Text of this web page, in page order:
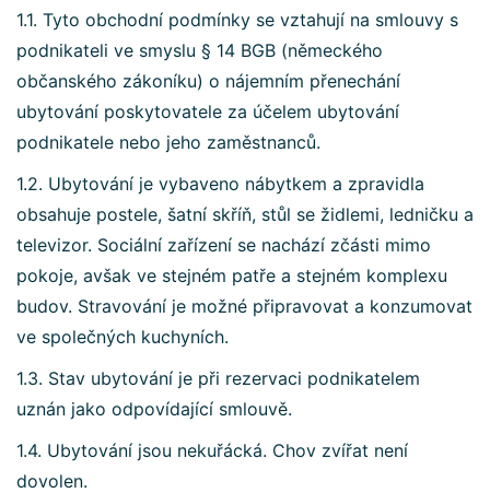
1.1. Tyto obchodní podmínky se vztahují na smlouvy s
podnikateli ve smyslu § 14 BGB (německého
občanského zákoníku) o nájemním přenechání
ubytování poskytovatele za účelem ubytování
podnikatele nebo jeho zaměstnanců.
1.2. Ubytování je vybaveno nábytkem a zpravidla
obsahuje postele, šatní skříň, stůl se židlemi, ledničku a
televizor. Sociální zařízení se nachází zčásti mimo
pokoje, avšak ve stejném patře a stejném komplexu
budov. Stravování je možné připravovat a konzumovat
ve společných kuchyních.
1.3. Stav ubytování je při rezervaci podnikatelem
uznán jako odpovídající smlouvě.
1.4. Ubytování jsou nekuřácká. Chov zvířat není
dovolen.